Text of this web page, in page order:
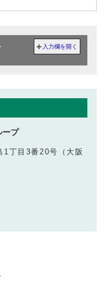
入力欄を開く
ープ
丁目3番20号（大阪